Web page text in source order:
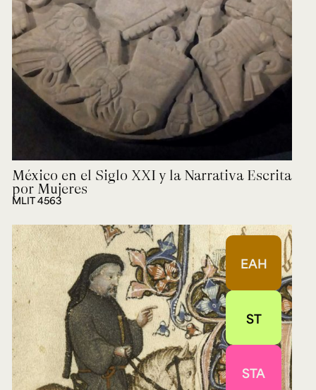
México en el Siglo XXI y la Narrativa Escrita
por Mujeres
MLIT 4563
EAH
ST
STA